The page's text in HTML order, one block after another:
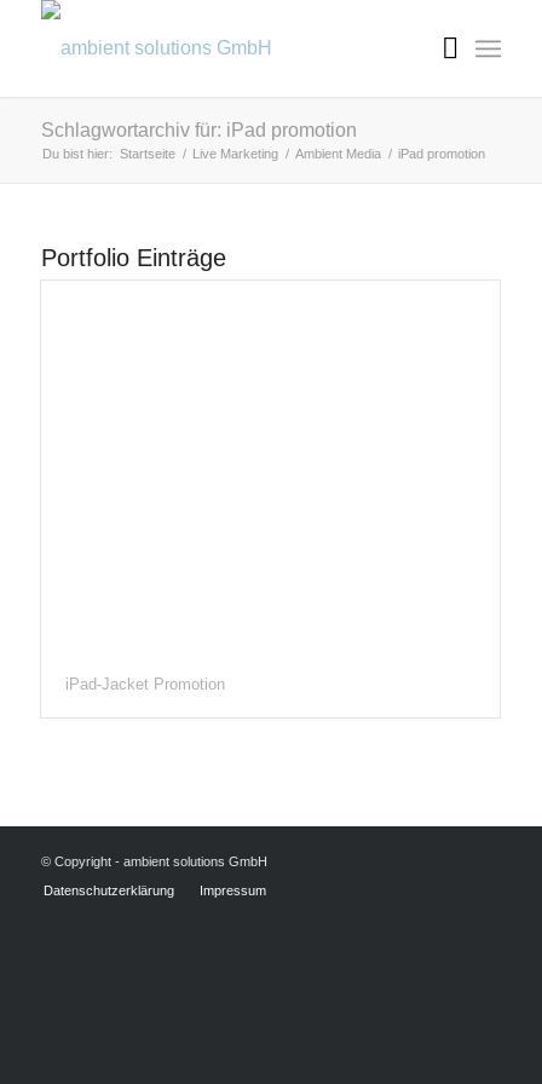
Schlagwortarchiv für: iPad promotion
Du bist hier: Startseite / Live Marketing / Ambient Media / iPad promotion
Portfolio Einträge
iPad-Jacket Promotion
© Copyright - ambient solutions GmbH
Datenschutzerklärung
Impressum